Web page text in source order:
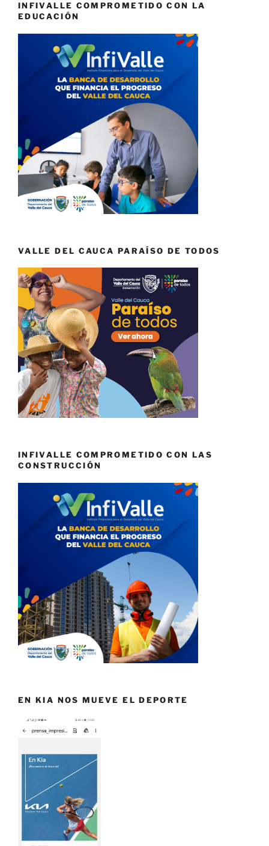
INFIVALLE COMPROMETIDO CON LA
EDUCACIÓN
VALLE DEL CAUCA PARAÍSO DE TODOS
INFIVALLE COMPROMETIDO CON LAS
CONSTRUCCIÓN
EN KIA NOS MUEVE EL DEPORTE